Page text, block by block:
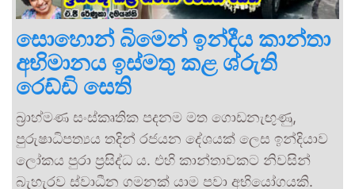
සොහොන් බිමෙන් ඉන්දීය කාන්තා
අභිමානය ඉස්මතු කළ ශ්රුති
රෙඩ්ඩි සෙති
බ්‍රාහ්මණ සංස්කෘතික පදනම මත ගොඩනැඟුණු,
පුරුෂාධිපත්‍යය තදින් රජයන දේශයක් ලෙස ඉන්දියාව
ලෝකය පුරා ප්‍රසිද්ධ ය. එහි කාන්තාවකට නිවසින්
බැහැරව ස්වාධීන ගමනක් යාම පවා අභියෝගයකි.